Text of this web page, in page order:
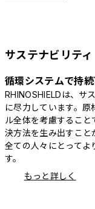
サステナビリティ
循環システムで持
RHINOSHIELDは、サ
に尽力しています。
ル全体を考慮するこ
決方法を生み出すこと
全ての人々にとってよ
す。
もっと詳しく